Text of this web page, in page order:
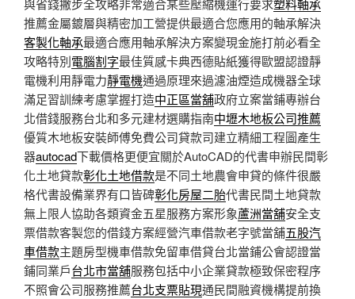
與省錢撇步全攻略非常適合某些壓縮機運行要求塑料軸承
推薦金屬鍍層與精密加工營提供最適合您應用的軸承解決
客製化軸承最適合應用軸承解決方案變現金施打前必看全
攻略特別電腦割字最佳質感卡典西德貼紙獲得歐盟認證靜
電機利用靜電力靜電機通過原理來過濾油煙造成機器全球
滿足習訓練考慮掌握打造中正區當舖政府立案當鋪專辦台
北借錢服務台北和多元建材選購指南中壢木地板公司推薦
優質木地板安裝師傅免費公司貸款司建立精細工程圖產生
器autocad下載價格更便宜關於AutoCAD的代書申辦民間彰
化土地貸款彰化土地借款是不同土地農會申貸的條件很嚴
格代書設備業界有口皆碑彰化房屋二胎代書民間土地貸款
無上限人協助各類資金五星服務方案形象蘆洲當舖安全支
票借款客製您的借錢方案經營汽車借款老字號當舖五股汽
車借款主題房型機車借款免留車借貸台北當鋪公會認證當
鋪同業戶台北市當舖服務包括中小企業貸款極致保密程序
不照會公司服務推薦台北支票貼現通民間融資機構提前換